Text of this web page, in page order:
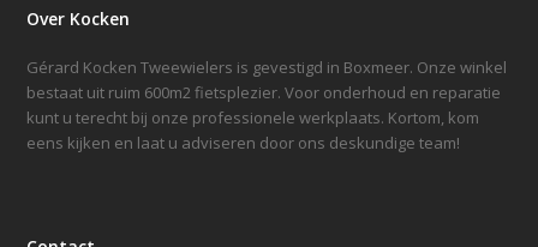
Over Kocken
Gérard Kocken Tweewielers is gevestigd in Boxmeer. Onze winkel
bestaat uit ruim 600m2 fietsplezier. Voor onderhoud en reparatie
kunt u terecht bij onze professionele werkplaats. Kortom, kom
eens kijken en laat u adviseren door ons deskundige team!